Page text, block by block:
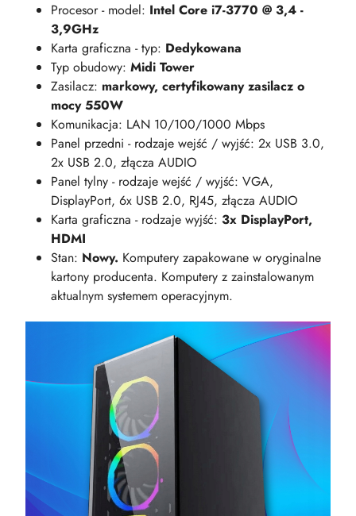
Procesor - model: Intel Core i7-3770 @ 3,4 -
3,9GHz
Karta graficzna - typ: Dedykowana
Typ obudowy: Midi Tower
Zasilacz: markowy, certyfikowany zasilacz o
mocy 550W
Komunikacja: LAN 10/100/1000 Mbps
Panel przedni - rodzaje wejść / wyjść: 2x USB 3.0,
2x USB 2.0, złącza AUDIO
Panel tylny - rodzaje wejść / wyjść: VGA,
DisplayPort, 6x USB 2.0, RJ45, złącza AUDIO
Karta graficzna - rodzaje wyjść: 3x DisplayPort,
HDMI
Stan: Nowy. Komputery zapakowane w oryginalne
kartony producenta. Komputery z zainstalowanym
aktualnym systemem operacyjnym.